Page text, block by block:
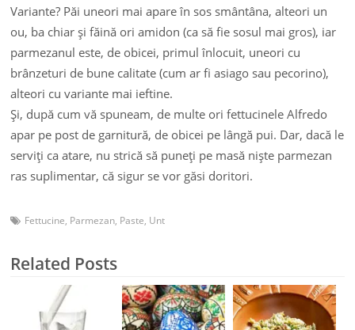
Variante? Păi uneori mai apare în sos smântâna, alteori un
ou, ba chiar şi făină ori amidon (ca să fie sosul mai gros), iar
parmezanul este, de obicei, primul înlocuit, uneori cu
brânzeturi de bune calitate (cum ar fi asiago sau pecorino),
alteori cu variante mai ieftine.
Şi, după cum vă spuneam, de multe ori fettucinele Alfredo
apar pe post de garnitură, de obicei pe lângă pui. Dar, dacă le
serviţi ca atare, nu strică să puneţi pe masă nişte parmezan
ras suplimentar, că sigur se vor găsi doritori.
Fettucine, Parmezan, Paste, Unt
Related Posts